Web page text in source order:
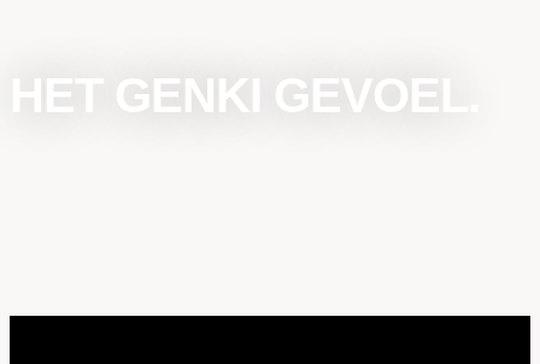
HET GENKI GEVOEL.